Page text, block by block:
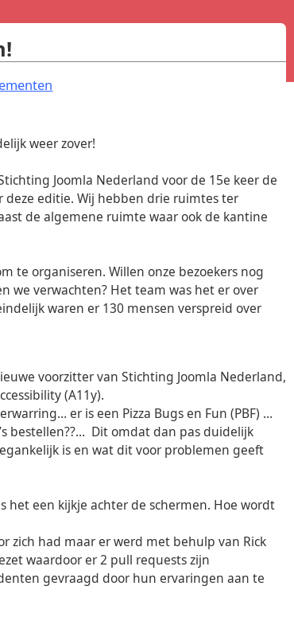
weer zover!
Joomla Nederland voor de 15e keer de
deze editie. Wij hebben drie ruimtes ter
de algemene ruimte waar ook de kantine
te organiseren. Willen onze bezoekers nog
we verwachten? Het team was het er over
waren er 130 mensen verspreid over
voorzitter van Stichting Joomla Nederland,
(A11y).
er is een Pizza Bugs en Fun (PBF) …
bestellen??... Dit omdat dan pas duidelijk
is en wat dit voor problemen geeft
het een kijkje achter de schermen. Hoe wordt
zich had maar er werd met behulp van Rick
waardoor er 2 pull requests zijn
gevraagd door hun ervaringen aan te